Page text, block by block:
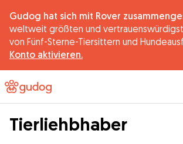
Gudog hat sich mit Rover
weltweit größten und
von Fünf-Sterne-Tiersittern und
Konto aktivieren.
Tierliehbhaber